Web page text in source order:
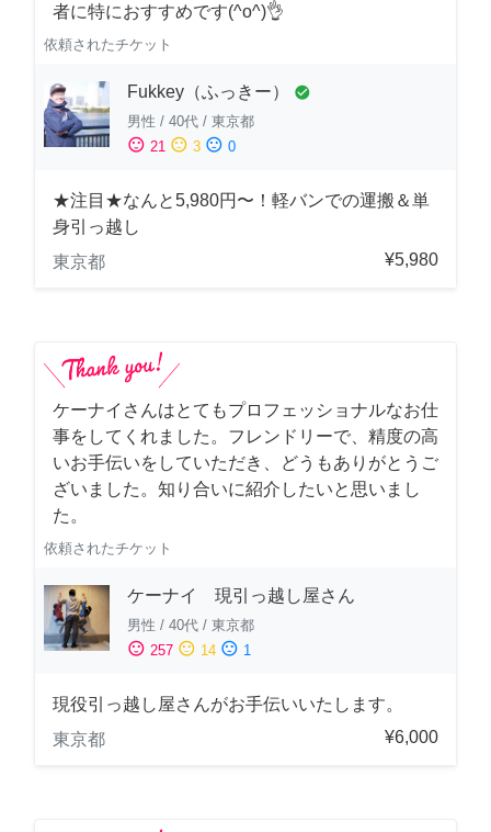
者に特におすすめです(^o^)👌
依頼されたチケット
Fukkey（ふっきー） check_circle
男性 / 40代 / 東京都
sentiment_satisfied 21 sentiment_neutral 3 sentiment_dissatisfied 0
★注目★なんと5,980円〜！軽バンでの運搬＆単
身引っ越し
東京都
¥5,980
ケーナイさんはとてもプロフェッショナルなお仕
事をしてくれました。フレンドリーで、精度の高
いお手伝いをしていただき、どうもありがとうご
ざいました。知り合いに紹介したいと思いまし
た。
依頼されたチケット
ケーナイ 現引っ越し屋さん
男性 / 40代 / 東京都
sentiment_satisfied 257 sentiment_neutral 14 sentiment_dissatisfied 1
現役引っ越し屋さんがお手伝いいたします。
東京都
¥6,000